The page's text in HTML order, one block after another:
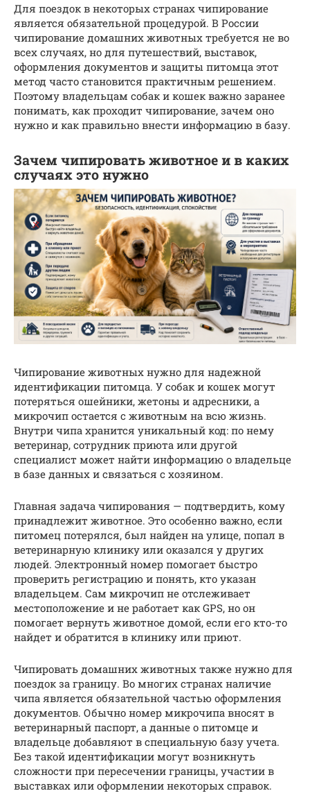
Для поездок в некоторых странах чипирование
является обязательной процедурой. В России
чипирование домашних животных требуется не во
всех случаях, но для путешествий, выставок,
оформления документов и защиты питомца этот
метод часто становится практичным решением.
Поэтому владельцам собак и кошек важно заранее
понимать, как проходит чипирование, зачем оно
нужно и как правильно внести информацию в базу.
Зачем чипировать животное и в каких
случаях это нужно
Чипирование животных нужно для надежной
идентификации питомца. У собак и кошек могут
потеряться ошейники, жетоны и адресники, а
микрочип остается с животным на всю жизнь.
Внутри чипа хранится уникальный код: по нему
ветеринар, сотрудник приюта или другой
специалист может найти информацию о владельце
в базе данных и связаться с хозяином.
Главная задача чипирования — подтвердить, кому
принадлежит животное. Это особенно важно, если
питомец потерялся, был найден на улице, попал в
ветеринарную клинику или оказался у других
людей. Электронный номер помогает быстро
проверить регистрацию и понять, кто указан
владельцем. Сам микрочип не отслеживает
местоположение и не работает как GPS, но он
помогает вернуть животное домой, если его кто-то
найдет и обратится в клинику или приют.
Чипировать домашних животных также нужно для
поездок за границу. Во многих странах наличие
чипа является обязательной частью оформления
документов. Обычно номер микрочипа вносят в
ветеринарный паспорт, а данные о питомце и
владельце добавляют в специальную базу учета.
Без такой идентификации могут возникнуть
сложности при пересечении границы, участии в
выставках или оформлении некоторых справок.